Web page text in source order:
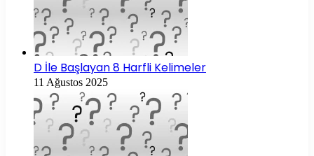
D İle Başlayan 8 Harfli Kelimeler
11 Ağustos 2025